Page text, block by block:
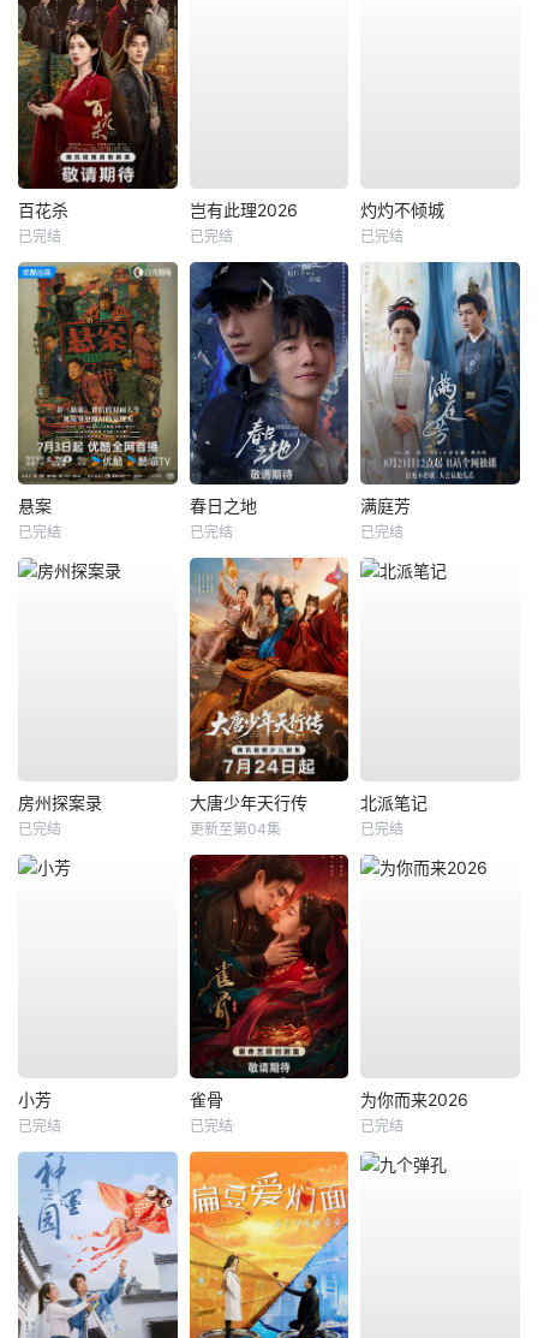
百花杀
已完结
岂有此理2026
已完结
灼灼不倾城
已完结
悬案
已完结
春日之地
已完结
满庭芳
已完结
房州探案录
已完结
大唐少年天行传
更新至第04集
北派笔记
已完结
小芳
已完结
雀骨
已完结
为你而来2026
已完结